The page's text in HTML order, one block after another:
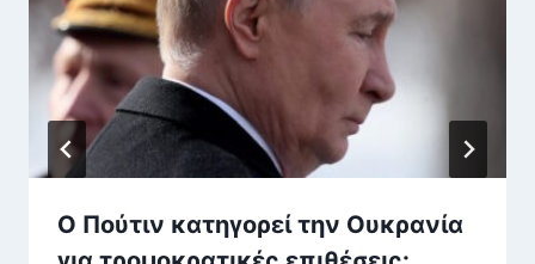
Ο Πούτιν κατηγορεί την Ουκρανία